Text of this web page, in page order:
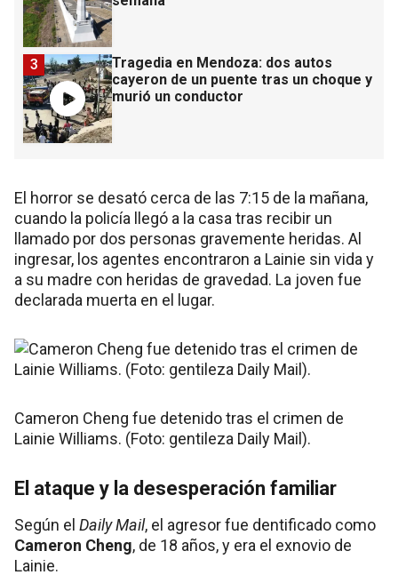
Tragedia en Mendoza: dos autos
cayeron de un puente tras un choque y
murió un conductor
3
El horror se desató cerca de las 7:15 de la mañana,
cuando la policía llegó a la casa tras recibir un
llamado por dos personas gravemente heridas. Al
ingresar, los agentes encontraron a Lainie sin vida y
a su madre con heridas de gravedad. La joven fue
declarada muerta en el lugar.
Cameron Cheng fue detenido tras el crimen de
Lainie Williams. (Foto: gentileza Daily Mail).
El ataque y la desesperación familiar
Según el Daily Mail, el agresor fue dentificado como
Cameron Cheng, de 18 años, y era el exnovio de
Lainie.